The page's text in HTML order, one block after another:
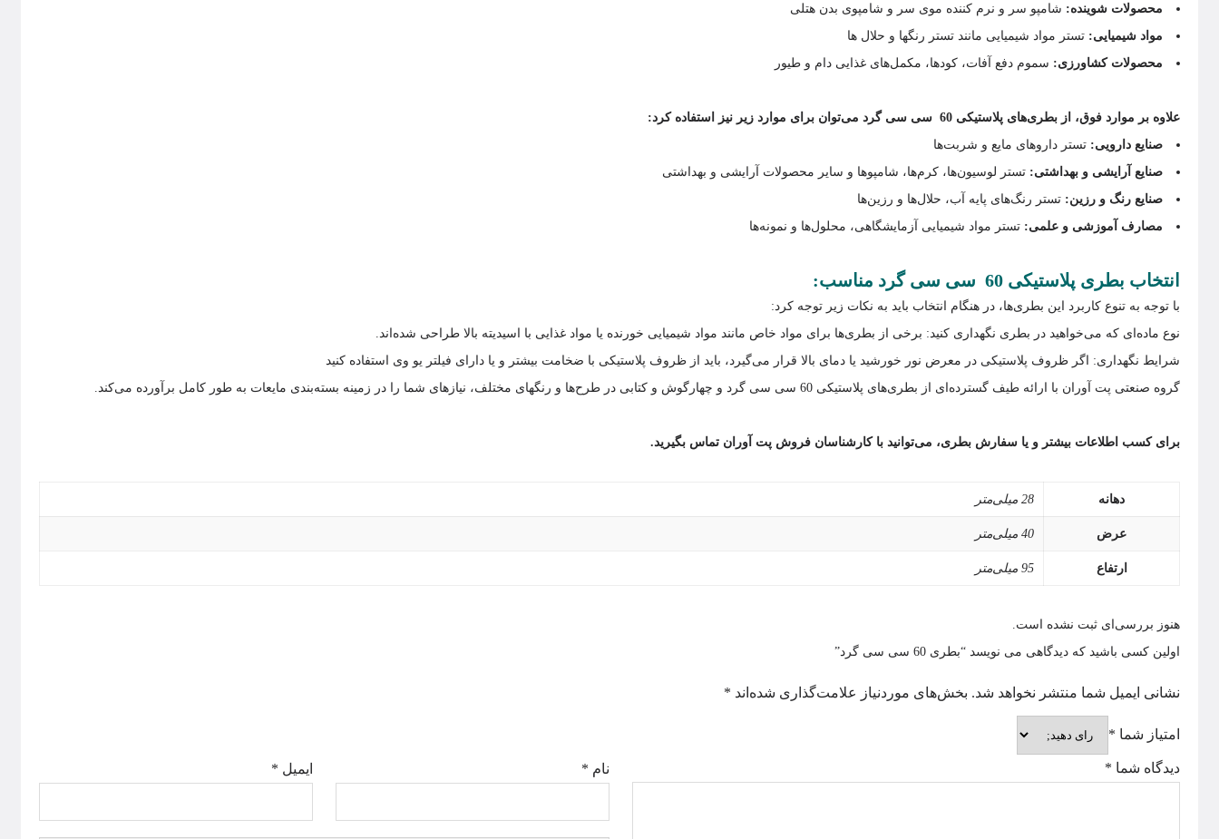
محصولات شوینده: شامپو سر و نرم کننده موی سر و شامپوی بدن هتلی
مواد شیمیایی: تستر مواد شیمیایی مانند تستر رنگها و حلال ها
محصولات کشاورزی: سموم دفع آفات، کودها، مکمل‌های غذایی دام و طیور
علاوه بر موارد فوق، از بطری‌های پلاستیکی 60 سی سی گرد می‌توان برای موارد زیر نیز استفاده کرد:
صنایع دارویی: تستر داروهای مایع و شربت‌ها
صنایع آرایشی و بهداشتی: تستر لوسیون‌ها، کرم‌ها، شامپوها و سایر محصولات آرایشی و بهداشتی
صنایع رنگ و رزین: تستر رنگ‌های پایه آب، حلال‌ها و رزین‌ها
مصارف آموزشی و علمی: تستر مواد شیمیایی آزمایشگاهی، محلول‌ها و نمونه‌ها
انتخاب بطری پلاستیکی 60 سی سی گرد مناسب:
با توجه به تنوع کاربرد این بطری‌ها، در هنگام انتخاب باید به نکات زیر توجه کرد:
نوع ماده‌ای که می‌خواهید در بطری نگهداری کنید: برخی از بطری‌ها برای مواد خاص مانند مواد شیمیایی خورنده یا مواد غذایی با اسیدیته بالا طراحی شده‌اند.
شرایط نگهداری: اگر ظروف پلاستیکی در معرض نور خورشید یا دمای بالا قرار می‌گیرد، باید از ظروف پلاستیکی با ضخامت بیشتر و یا دارای فیلتر یو وی استفاده کنید
گروه صنعتی پت آوران با ارائه طیف گسترده‌ای از بطری‌های پلاستیکی 60 سی سی گرد و چهارگوش و کتابی در طرح‌ها و رنگهای مختلف، نیازهای شما را در زمینه بسته‌بندی مایعات به طور کامل برآورده می‌کند.
برای کسب اطلاعات بیشتر و یا سفارش بطری، می‌توانید با کارشناسان فروش پت آوران تماس بگیرید.
دهانه‌ 28 میلی‌متر
عرض 40 میلی‌متر
ارتفاع 95 میلی‌متر
هنوز بررسی‌ای ثبت نشده است.
اولین کسی باشید که دیدگاهی می نویسد “بطری 60 سی سی گرد”
نشانی ایمیل شما منتشر نخواهد شد. بخش‌های موردنیاز علامت‌گذاری شده‌اند *
امتیاز شما *
دیدگاه شما * نام * ایمیل *